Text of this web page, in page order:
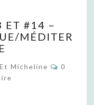
ET #14 –
MÉDITER
Micheline
C
O
0